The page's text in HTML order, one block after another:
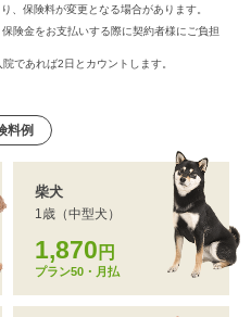
、保険料が変更となる場合があります。
険金をお支払いする際に契約者様にご負担
であれば2日とカウントします。
料例
柴犬
1歳（中型犬）
1,870 円
プラン50・月払